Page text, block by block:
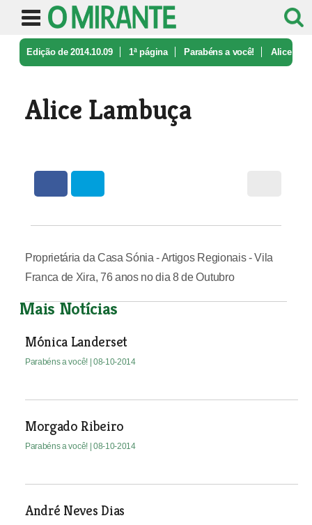
Edição de 2014.10.09 1ª página Parabéns a você! Alice
Alice Lambuça
Proprietária da Casa Sónia - Artigos Regionais - Vila
Franca de Xira, 76 anos no dia 8 de Outubro
Mais Notícias
Mónica Landerset
Parabéns a você! | 08-10-2014
Morgado Ribeiro
Parabéns a você! | 08-10-2014
André Neves Dias